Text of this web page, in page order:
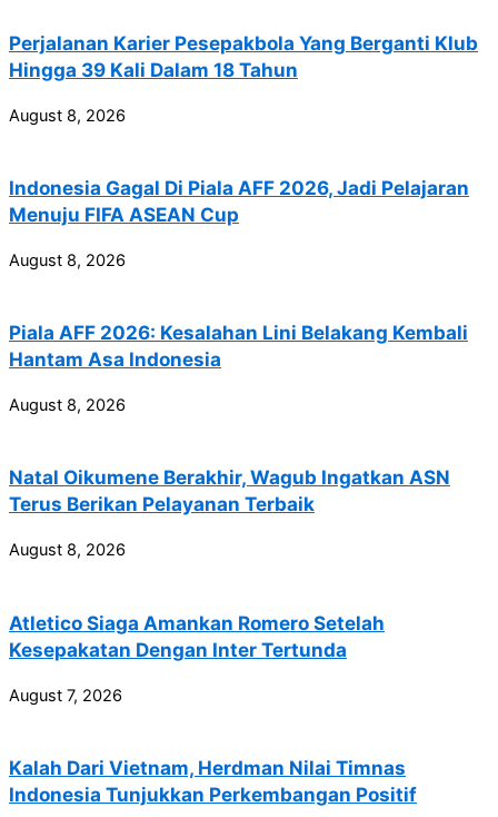
Perjalanan Karier Pesepakbola Yang Berganti Klub
Hingga 39 Kali Dalam 18 Tahun
August 8, 2026
Indonesia Gagal Di Piala AFF 2026, Jadi Pelajaran
Menuju FIFA ASEAN Cup
August 8, 2026
Piala AFF 2026: Kesalahan Lini Belakang Kembali
Hantam Asa Indonesia
August 8, 2026
Natal Oikumene Berakhir, Wagub Ingatkan ASN
Terus Berikan Pelayanan Terbaik
August 8, 2026
Atletico Siaga Amankan Romero Setelah
Kesepakatan Dengan Inter Tertunda
August 7, 2026
Kalah Dari Vietnam, Herdman Nilai Timnas
Indonesia Tunjukkan Perkembangan Positif